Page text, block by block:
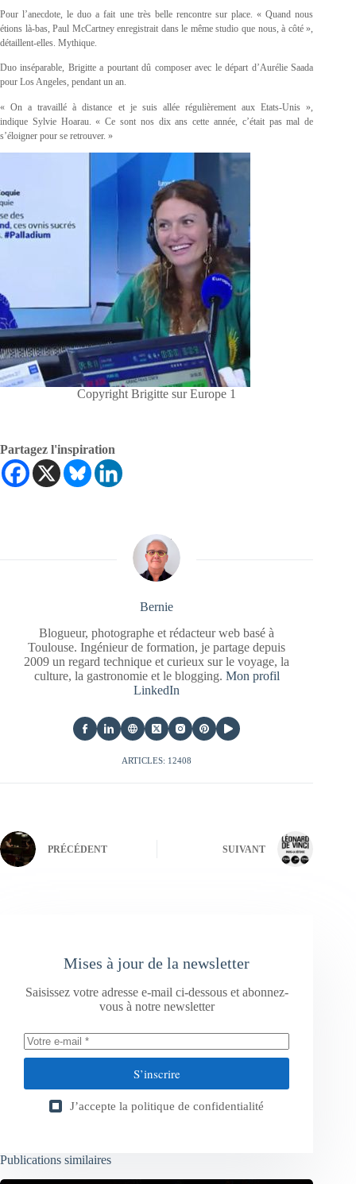
Pour l’anecdote, le duo a fait une très belle rencontre sur place. « Quand nous
étions là-bas, Paul McCartney enregistrait dans le même studio que nous, à côté »,
détaillent-elles. Mythique.
Duo inséparable, Brigitte a pourtant dû composer avec le départ d’Aurélie Saada
pour Los Angeles, pendant un an.
« On a travaillé à distance et je suis allée régulièrement aux Etats-Unis »,
indique Sylvie Hoarau. « Ce sont nos dix ans cette année, c’était pas mal de
s’éloigner pour se retrouver. »
Copyright Brigitte sur Europe 1
Partagez l'inspiration
Bernie
Blogueur, photographe et rédacteur web basé à
Toulouse. Ingénieur de formation, je partage depuis
2009 un regard technique et curieux sur le voyage, la
culture, la gastronomie et le blogging. Mon profil
LinkedIn
ARTICLES: 12408
PRÉCÉDENT SUIVANT
Mises à jour de la newsletter
Saisissez votre adresse e-mail ci-dessous et abonnez-
vous à notre newsletter
S’inscrire
J’accepte la politique de confidentialité
Publications similaires